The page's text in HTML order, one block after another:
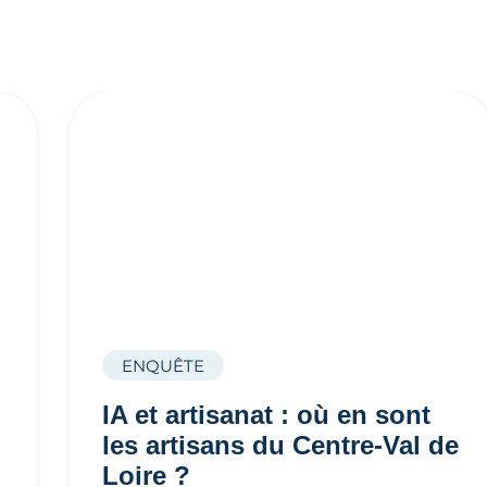
IA et artisanat : où en sont
les artisans du Centre-Val de
Loire ?
ENQUÊTE